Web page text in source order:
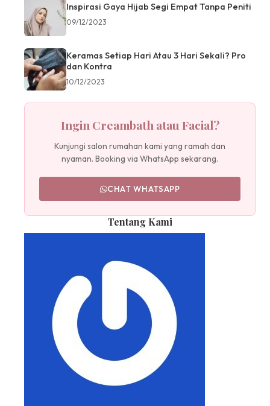
Inspirasi Gaya Hijab Segi Empat Tanpa Peniti
09/12/2023
Keramas Setiap Hari Atau 3 Hari Sekali? Pro
dan Kontra
10/12/2023
Ingin Creambath atau Facial?
Kunjungi salon rumahan kami yang ramah dan
nyaman. Booking via WhatsApp sekarang.
CHAT WHATSAPP
Tentang Kami